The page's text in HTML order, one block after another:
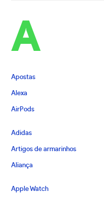
A
Apostas
Alexa
AirPods
Adidas
Artigos de armarinhos
Aliança
Apple Watch